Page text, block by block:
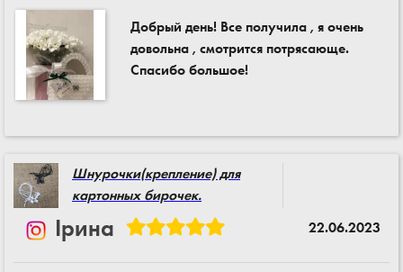
Добрый день! Все получила , я очень
довольна , смотрится потрясающе.
Спасибо большое!
Шнурочки(крепление) для
картонных бирочек.
Ірина 22.06.2023